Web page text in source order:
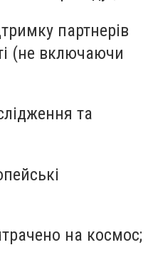
партнерів
(не включаючи
та
на космос;